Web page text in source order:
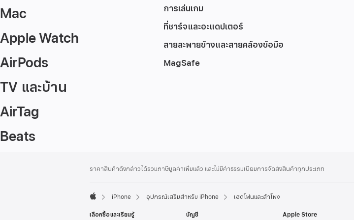
Mac
Apple Watch
AirPods
TV และบ้าน
AirTag
Beats
การเล่นเกม
ที่ชาร์จและอะแดปเตอร์
สายสะพายข้างและสายคล้องข้อมือ
MagSafe
ท้าย
กระดาษ
ราคาสินค้าดังกล่าวได้รวมภาษีมูลค่าเพิ่มแล้ว และไม่มีค่าธรรมเนียมการจัดส่งสินค้าทุกประเภท
iPhone อุปกรณ์เสริมสำหรับ iPhone
เฮดโฟนและลำโพง
เลือกซื้อและเรียนรู้
บัญชี
Apple Store